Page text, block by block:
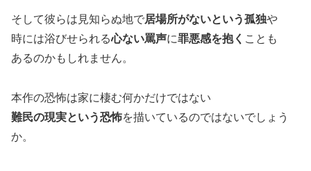
そして彼らは見知らぬ地で居場所がないという孤独や
時には浴びせられる心ない罵声に罪悪感を抱く ことも
あるのかもしれません。
本作の恐怖は家に棲む何かだけではない
難民の現実という恐怖を描いているのではないでしょう
か。